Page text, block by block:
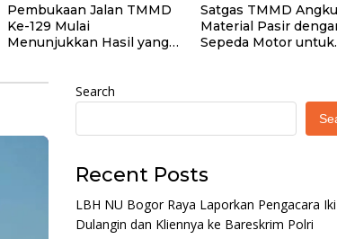
Pembukaan Jalan TMMD
Ke-129 Mulai
Menunjukkan Hasil yang
Satgas TMMD
Material Pasir
Sepeda Motor untuk
Search
Recent Posts
LBH NU Bogor Raya Laporkan Pengacara Iki
Dulangin dan Kliennya ke Bareskrim Polri